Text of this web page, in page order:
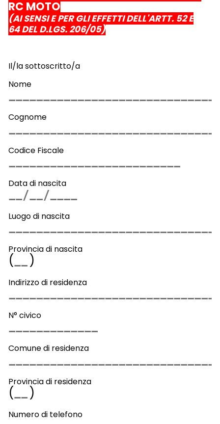
RC MOTO
(AI SENSI E PER GLI EFFETTI DELL'ARTT. 52 E
64 DEL D.LGS. 206/05)
Il/la sottoscritto/a
Nome
Cognome
Codice Fiscale
Data di nascita
Luogo di nascita
Provincia di nascita
( )
Indirizzo di residenza
N° civico
Comune di residenza
Provincia di residenza
( )
Numero di telefono